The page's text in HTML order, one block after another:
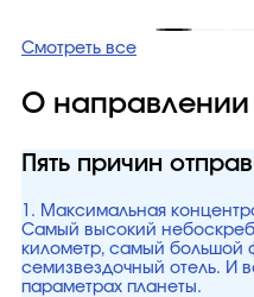
Смотреть все
О направлении
Пять причин
1. Максимальная
Самый высокий
километр, самый большой
семизвездочный отель. И
параметрах планеты.